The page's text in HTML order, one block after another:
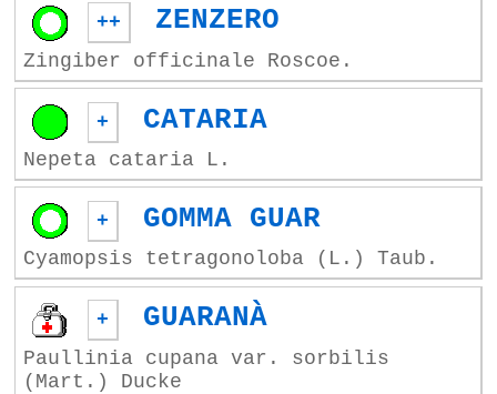
++ ZENZERO
Zingiber officinale Roscoe.
+ CATARIA
Nepeta cataria L.
+ GOMMA GUAR
Cyamopsis tetragonoloba (L.) Taub.
+ GUARANÀ
Paullinia cupana var. sorbilis
(Mart.) Ducke